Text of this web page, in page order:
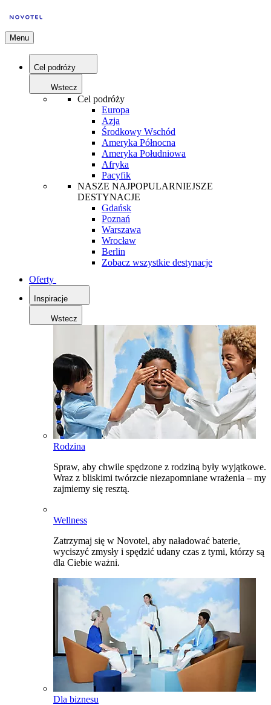
Menu
Cel podróży
Wstecz
Cel podróży
Europa
Azja
Środkowy Wschód
Ameryka Północna
Ameryka Południowa
Afryka
Pacyfik
NASZE NAJPOPULARNIEJSZE
DESTYNACJE
Gdańsk
Poznań
Warszawa
Wrocław
Berlin
Zobacz wszystkie destynacje
Oferty
Inspiracje
Wstecz
Rodzina
Spraw, aby chwile spędzone z rodziną były wyjątkowe.
Wraz z bliskimi twórzcie niezapomniane wrażenia – my
zajmiemy się resztą.
Wellness
Zatrzymaj się w Novotel, aby naładować baterie,
wyciszyć zmysły i spędzić udany czas z tymi, którzy są
dla Ciebie ważni.
Dla biznesu